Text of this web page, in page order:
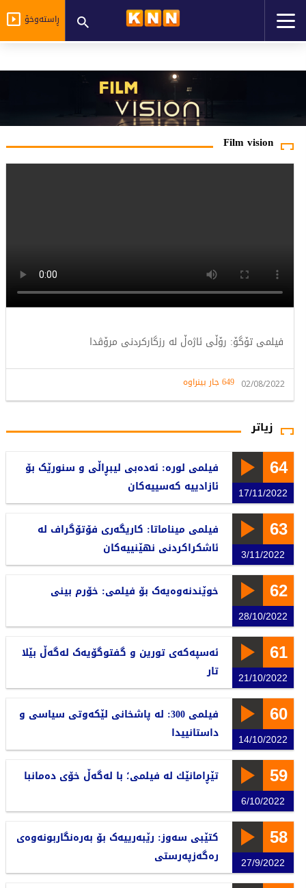
ڕاستەوخۆ
Film vision
فیلمی تۆگۆ: رۆڵی ئاژەڵ لە رزگارکردنی مرۆڤدا
02/08/2022 649 جار بینراوە
زیاتر
64
17/11/2022
فیلمی لورە: ئەدەبی لیبڕاڵی و سنورێک بۆ
ئازادییە کەسییەکان
63
3/11/2022
فیلمی میناماتا: کاریگەری فۆتۆگراف لە
ئاشکراکردنی نهێنییەکان
62
28/10/2022
خوێندنەوەیەک بۆ فیلمی: خۆرم بینی
61
21/10/2022
ئەسپەکەی تورین و گفتوگۆیەک لەگەڵ بێلا
تار
60
14/10/2022
فیلمی 300: لە پاشخانی لێکەوتی سیاسی و
داستانییدا
59
6/10/2022
تێڕامانێك لە فیلمی؛ با لەگەڵ خۆی دەمانبا
58
27/9/2022
کتێبی سەوز: رێبەرییەک بۆ بەرەنگاربونەوەی
رەگەزپەرستی